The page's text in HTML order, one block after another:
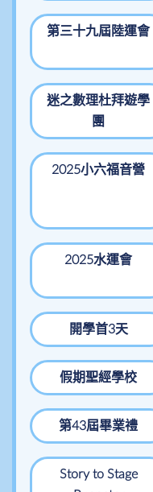
第三十九屆陸運會
迷之數理杜拜遊學
團
2025小六福音營
2025水運會
開學首3天
假期聖經學校
第43屆畢業禮
Story to Stage